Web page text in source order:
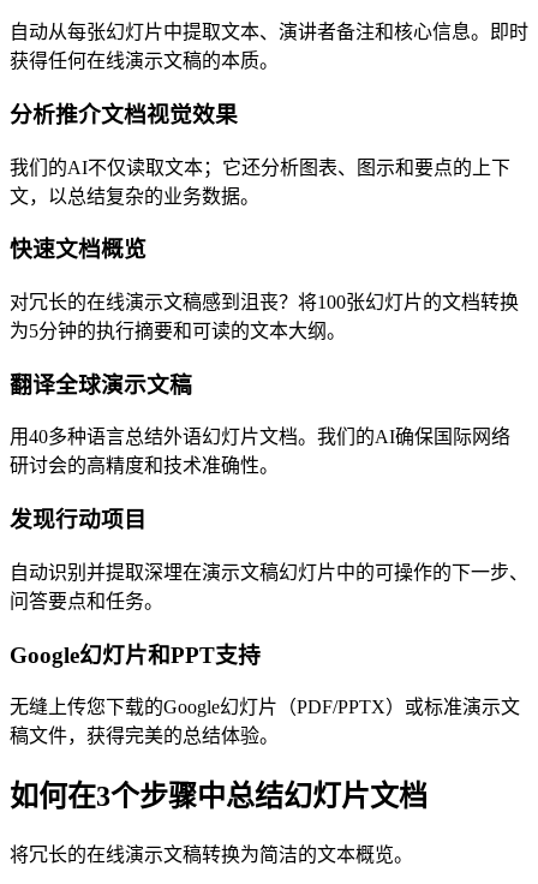
自动从每张幻灯片中提取文本、演讲者备注和核心信息。即时
获得任何在线演示文稿的本质。
分析推介文档视觉效果
我们的AI不仅读取文本；它还分析图表、图示和要点的上下
文，以总结复杂的业务数据。
快速文档概览
对冗长的在线演示文稿感到沮丧？将100张幻灯片的文档转换
为5分钟的执行摘要和可读的文本大纲。
翻译全球演示文稿
用40多种语言总结外语幻灯片文档。我们的AI确保国际网络
研讨会的高精度和技术准确性。
发现行动项目
自动识别并提取深埋在演示文稿幻灯片中的可操作的下一步、
问答要点和任务。
Google幻灯片和PPT支持
无缝上传您下载的Google幻灯片（PDF/PPTX）或标准演示文
稿文件，获得完美的总结体验。
如何在3个步骤中总结幻灯片文档
将冗长的在线演示文稿转换为简洁的文本概览。